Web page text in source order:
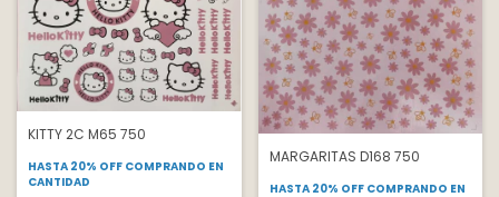
KITTY 2C M65 750
HASTA 20% OFF COMPRANDO EN
CANTIDAD
MARGARITAS D168 750
HASTA 20% OFF COMPRANDO EN